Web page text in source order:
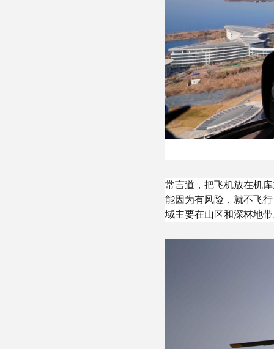
常言道，把飞机放在机
能因为有风险，就不飞
域主要在山区和深林地